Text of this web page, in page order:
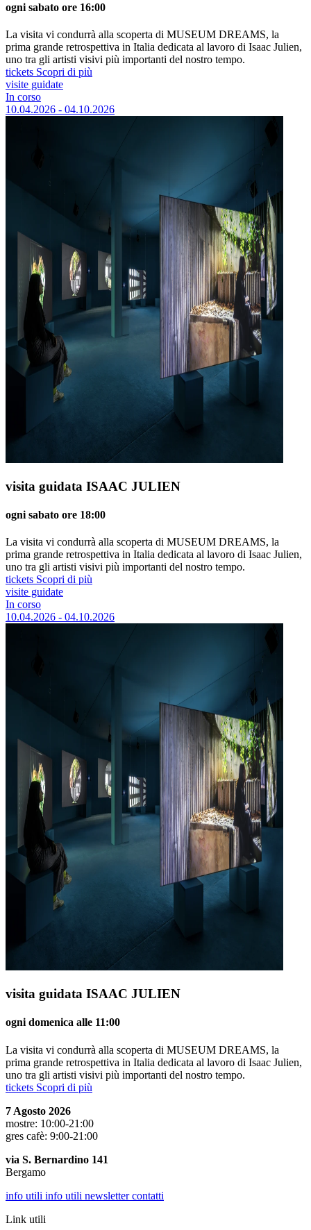
ogni sabato ore 16:00
La visita vi condurrà alla scoperta di MUSEUM DREAMS, la
prima grande retrospettiva in Italia dedicata al lavoro di Isaac Julien,
uno tra gli artisti visivi più importanti del nostro tempo.
tickets Scopri di più
visite guidate
In corso
10.04.2026 - 04.10.2026
visita guidata ISAAC JULIEN
ogni sabato ore 18:00
La visita vi condurrà alla scoperta di MUSEUM DREAMS, la
prima grande retrospettiva in Italia dedicata al lavoro di Isaac Julien,
uno tra gli artisti visivi più importanti del nostro tempo.
tickets Scopri di più
visite guidate
In corso
10.04.2026 - 04.10.2026
visita guidata ISAAC JULIEN
ogni domenica alle 11:00
La visita vi condurrà alla scoperta di MUSEUM DREAMS, la
prima grande retrospettiva in Italia dedicata al lavoro di Isaac Julien,
uno tra gli artisti visivi più importanti del nostro tempo.
tickets Scopri di più
7 Agosto 2026
mostre: 10:00-21:00
gres cafè: 9:00-21:00
via S. Bernardino 141
Bergamo
info utili info utili newslettercontatti
Link utili